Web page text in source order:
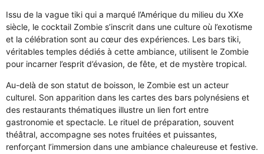
Issu de la vague tiki qui a marqué l’Amérique du milieu du XXe
siècle, le cocktail Zombie s’inscrit dans une culture où l’exotisme
et la célébration sont au cœur des expériences. Les bars tiki,
véritables temples dédiés à cette ambiance, utilisent le Zombie
pour incarner l’esprit d’évasion, de fête, et de mystère tropical.
Au-delà de son statut de boisson, le Zombie est un acteur
culturel. Son apparition dans les cartes des bars polynésiens et
des restaurants thématiques illustre un lien fort entre
gastronomie et spectacle. Le rituel de préparation, souvent
théâtral, accompagne ses notes fruitées et puissantes,
renforçant l’immersion dans une ambiance chaleureuse et festive.